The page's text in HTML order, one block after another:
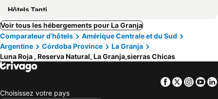
Hôtels Tanti
Voir tous les hébergements pour La Granja
Comparateur d’hôtels
Amérique Centrale et du Sud
Argentine
Córdoba Province
La Granja
Luna Roja , Reserva Natural, La Granja,sierras Chicas
Facebook
Twitter
Choisissez votre pays